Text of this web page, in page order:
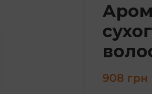
908 грн